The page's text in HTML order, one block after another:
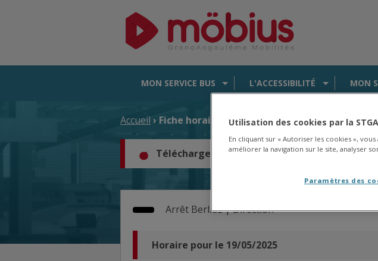
MON SERVICE BUS L'ACCESSIBILITÉ MON
Accueil › Fiche horaire d'arrêt
Téléchargez les horaires de la saison 2025/
Arrêt Berlioz |Direction
Horaire pour le 19/05/2025
Utilisation des cookies par la STGA
En cliquant sur « Autoriser les cookies »,
améliorer la navigation sur le site, analyser
Paramètres des